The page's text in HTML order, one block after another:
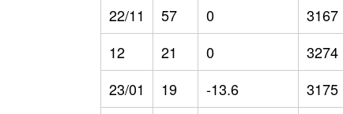
22/11
57 0 3167
12
21 0 3274
23/01
19 -13.6 3175